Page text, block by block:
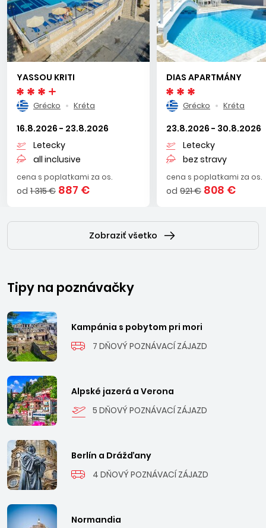
YASSOU KRITI
Grécko Kréta
16.8.2026 - 23.8.2026
Letecky
all inclusive
cena s poplatkami za os.
od 1 315 € 887 €
DIAS APARTMÁNY
Grécko Kréta
23.8.2026 - 30.8.2026
Letecky
bez stravy
cena s poplatkami za os.
od 921 € 808 €
Zobraziť všetko
Tipy na poznávačky
Kampánia s pobytom pri mori
7 DŇOVÝ POZNÁVACÍ ZÁJAZD
Alpské jazerá a Verona
5 DŇOVÝ POZNÁVACÍ ZÁJAZD
Berlín a Drážďany
4 DŇOVÝ POZNÁVACÍ ZÁJAZD
Normandia